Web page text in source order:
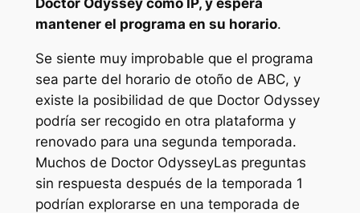
mantener el programa en su horario.
Se siente muy improbable que el programa
sea parte del horario de otoño de ABC, y
existe la posibilidad de que Doctor Odyssey
podría ser recogido en otra plataforma y
renovado para una segunda temporada.
Muchos de Doctor OdysseyLas preguntas
sin respuesta después de la temporada 1
podrían explorarse en una temporada de